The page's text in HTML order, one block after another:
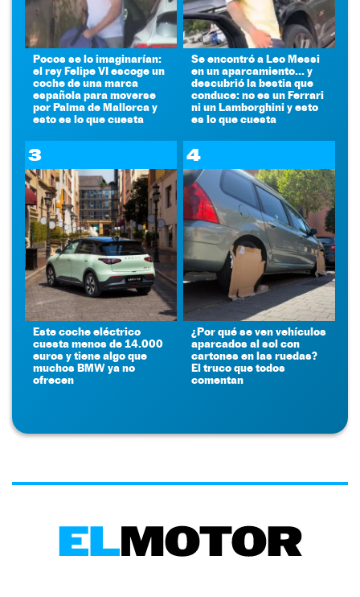
Pocos se lo imaginarían:
el rey Felipe VI escoge un
coche de una marca
española para moverse
por Palma de Mallorca y
esto es lo que cuesta
Se encontró a Leo Messi
en un aparcamiento... y
descubrió la bestia que
conduce: no es un Ferrari
ni un Lamborghini y esto
es lo que cuesta
3
Este coche eléctrico
cuesta menos de 14.000
euros y tiene algo que
muchos BMW ya no
ofrecen
4
¿Por qué se ven vehículos
aparcados al sol con
cartones en las ruedas?
El truco que todos
comentan